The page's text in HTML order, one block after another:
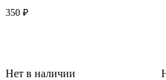
350 ₽
Нет в наличии